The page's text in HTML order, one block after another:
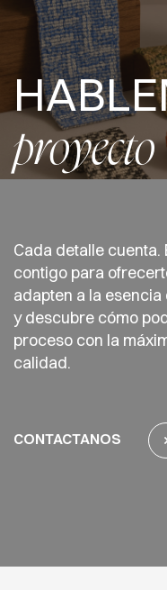
proyecto
Cada detalle cuenta.
contigo para
adapten a la
y descubre cómo
proceso con la
calidad.
CONTACTANOS